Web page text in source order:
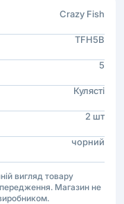
Crazy Fish
TFH5B
5
Кулясті
2 шт
чорний
вигляд товару
Магазин не